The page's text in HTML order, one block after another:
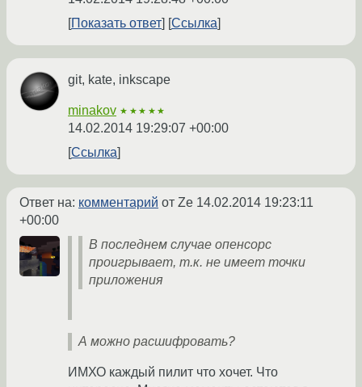
Показать ответ
Ссылка
git, kate, inkscape
minakov ★★★★★
14.02.2014 19:29:07 +00:00
Ссылка
Ответ на: комментарий от Ze 14.02.2014 19:23:11
+00:00
В последнем случае опенсорс
проигрывает, т.к. не имеет точки
приложения
А можно расшифровать?
ИМХО каждый пилит что хочет. Что